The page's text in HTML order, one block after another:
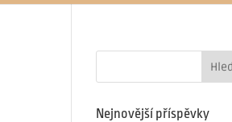
Nejnovější příspěvky